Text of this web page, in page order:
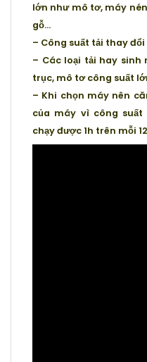
lớn như mô tơ, máy
gỗ…
– Công suất tải thay
– Các loại tải hay sinh
trục, mô tơ công suất
– Khi chọn máy nên
của máy vì công
chạy được 1h trên mỗi